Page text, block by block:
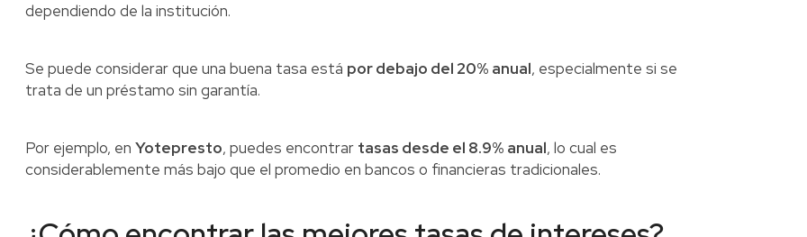
dependiendo de la institución.
Se puede considerar que una buena tasa está por debajo del 20% anual, especialmente si se
trata de un préstamo sin garantía.
Por ejemplo, enYotepresto, puedes encontrar tasas desde el 8.9% anual, lo cual es
considerablemente más bajo que el promedio en bancos o financieras tradicionales.